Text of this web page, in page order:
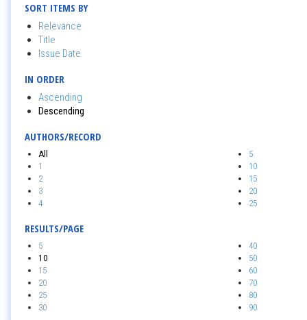
SORT ITEMS BY
Relevance
Title
Issue Date
IN ORDER
Ascending
Descending
AUTHORS/RECORD
All
1
2
3
4
5
10
15
20
25
RESULTS/PAGE
5
10
15
20
25
30
40
50
60
70
80
90